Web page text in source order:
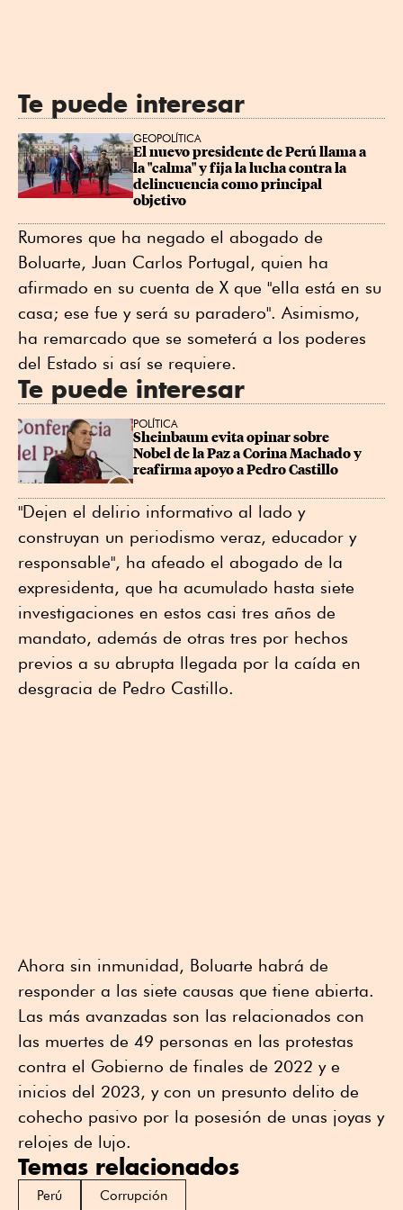
Te puede interesar
GEOPOLÍTICA
El nuevo presidente de Perú llama a
la "calma" y fija la lucha contra la
delincuencia como principal
objetivo
Rumores que ha negado el abogado de
Boluarte, Juan Carlos Portugal, quien ha
afirmado en su cuenta de X que "ella está en su
casa; ese fue y será su paradero". Asimismo,
ha remarcado que se someterá a los poderes
del Estado si así se requiere.
Te puede interesar
POLÍTICA
Sheinbaum evita opinar sobre
Nobel de la Paz a Corina Machado y
reafirma apoyo a Pedro Castillo
"Dejen el delirio informativo al lado y
construyan un periodismo veraz, educador y
responsable", ha afeado el abogado de la
expresidenta, que ha acumulado hasta siete
investigaciones en estos casi tres años de
mandato, además de otras tres por hechos
previos a su abrupta llegada por la caída en
desgracia de Pedro Castillo.
Ahora sin inmunidad, Boluarte habrá de
responder a las siete causas que tiene abierta.
Las más avanzadas son las relacionados con
las muertes de 49 personas en las protestas
contra el Gobierno de finales de 2022 y e
inicios del 2023, y con un presunto delito de
cohecho pasivo por la posesión de unas joyas y
relojes de lujo.
Temas relacionados
Perú Corrupción